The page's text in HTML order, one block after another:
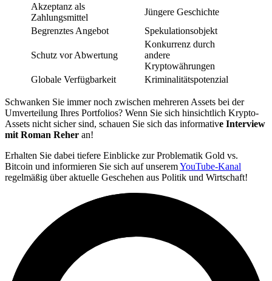
Akzeptanz als
Zahlungsmittel
Jüngere Geschichte
Begrenztes Angebot
Spekulationsobjekt
Schutz vor Abwertung
Konkurrenz durch
andere
Kryptowährungen
Globale Verfügbarkeit
Kriminalitätspotenzial
Schwanken Sie immer noch zwischen mehreren Assets bei der
Umverteilung Ihres Portfolios? Wenn Sie sich hinsichtlich Krypto-
Assets nicht sicher sind, schauen Sie sich das informative Interview
mit Roman Reher an!
Erhalten Sie dabei tiefere Einblicke zur Problematik Gold vs.
Bitcoin und informieren Sie sich auf unseremYouTube-Kanal
regelmäßig über aktuelle Geschehen aus Politik und Wirtschaft!